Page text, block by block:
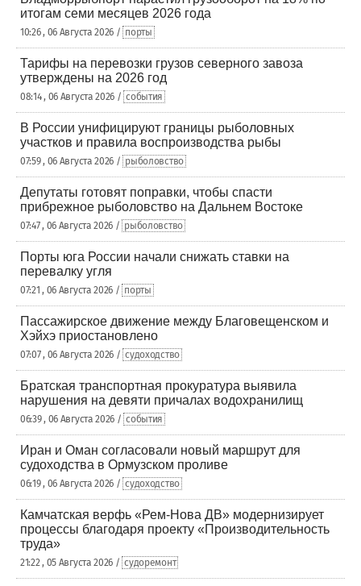
итогам семи месяцев 2026 года
10:26 , 06 Августа 2026 / порты
Тарифы на перевозки грузов северного завоза
утверждены на 2026 год
08:14 , 06 Августа 2026 / события
В России унифицируют границы рыболовных
участков и правила воспроизводства рыбы
07:59 , 06 Августа 2026 / рыболовство
Депутаты готовят поправки, чтобы спасти
прибрежное рыболовство на Дальнем Востоке
07:47 , 06 Августа 2026 / рыболовство
Порты юга России начали снижать ставки на
перевалку угля
07:21 , 06 Августа 2026 / порты
Пассажирское движение между Благовещенском и
Хэйхэ приостановлено
07:07 , 06 Августа 2026 / судоходство
Братская транспортная прокуратура выявила
нарушения на девяти причалах водохранилищ
06:39 , 06 Августа 2026 / события
Иран и Оман согласовали новый маршрут для
судоходства в Ормузском проливе
06:19 , 06 Августа 2026 / судоходство
Камчатская верфь «Рем-Нова ДВ» модернизирует
процессы благодаря проекту «Производительность
труда»
21:22 , 05 Августа 2026 / судоремонт